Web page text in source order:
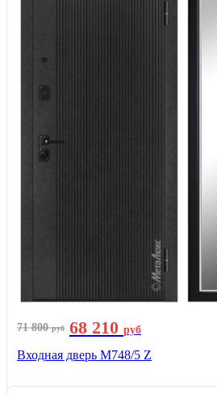
71 800руб 68 210 руб
Входная дверь М748/5 Z